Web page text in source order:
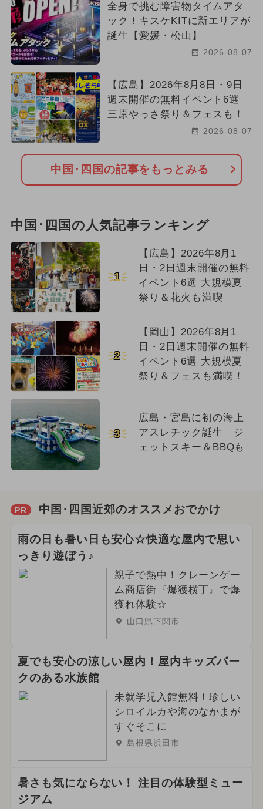
全身で挑む障害物タイムアタ
ック！キスケKITに新エリアが
誕生【愛媛・松山】
2026-08-07
【広島】2026年8月8日・9日
週末開催の無料イベント6選
三原やっさ祭り＆フェスも！
2026-08-07
中国･四国の記事をもっとみる
中国･四国の人気記事ランキング
1
【広島】2026年8月1
日・2日週末開催の無料
イベント6選 大規模夏
祭り＆花火も満喫
2
【岡山】2026年8月1
日・2日週末開催の無料
イベント6選 大規模夏
祭り＆フェスも満喫！
3
広島・宮島に初の海上
アスレチック誕生 ジ
ェットスキー＆BBQも
PR 中国･四国近郊のオススメおでかけ
雨の日も暑い日も安心☆快適な屋内で思い
っきり遊ぼう♪
親子で熱中！クレーンゲー
ム商店街『爆獲横丁』で爆
獲れ体験☆
山口県下関市
夏でも安心の涼しい屋内！屋内キッズパー
クのある水族館
未就学児入館無料！珍しい
シロイルカや海のなかまが
すぐそこに
島根県浜田市
暑さも気にならない！ 注目の体験型ミュー
ジアム